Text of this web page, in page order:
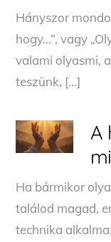
Hányszor
hogy…”, vagy
valami olyasmi,
teszünk, […]
A
Ha bármikor
találod magad,
technika